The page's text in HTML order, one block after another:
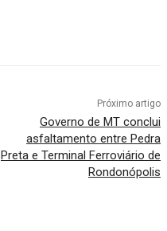
Próximo artigo
Governo de MT conclui
asfaltamento entre Pedra
Preta e Terminal Ferroviário de
Rondonópolis